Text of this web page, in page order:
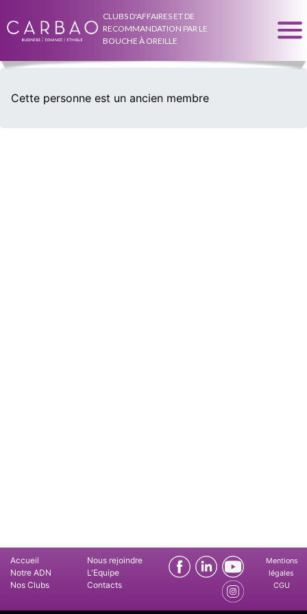
CLUBS D'AFFAIRES ET DE
RECOMMANDATION PAR LE
BOUCHE À OREILLE
Cette personne est un ancien membre
Accueil
Notre ADN
Nos Clubs
Nous rejoindre
L'Equipe
Contacts
Mentions
légales
CGU